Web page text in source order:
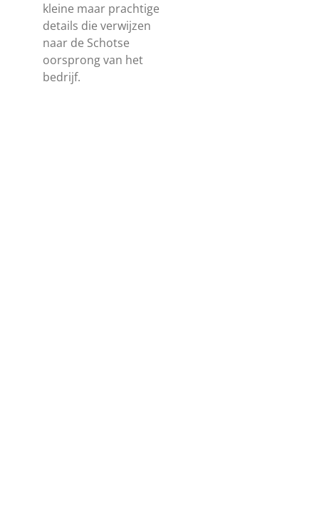
kleine maar prachtige
details die verwijzen
naar de Schotse
oorsprong van het
bedrijf.